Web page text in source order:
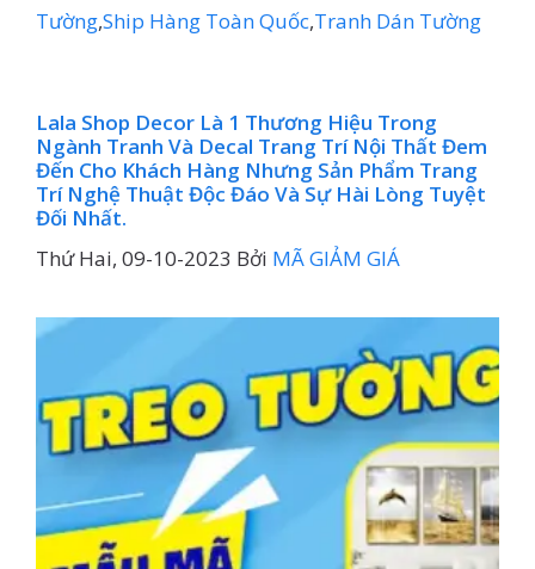
Tường,Ship Hàng Toàn Quốc,Tranh Dán Tường
Lala Shop Decor Là 1 Thương Hiệu Trong
Ngành Tranh Và Decal Trang Trí Nội Thất Đem
Đến Cho Khách Hàng Nhưng Sản Phẩm Trang
Trí Nghệ Thuật Độc Đáo Và Sự Hài Lòng Tuyệt
Đối Nhất.
Thứ Hai, 09-10-2023 Bởi MÃ GIẢM GIÁ